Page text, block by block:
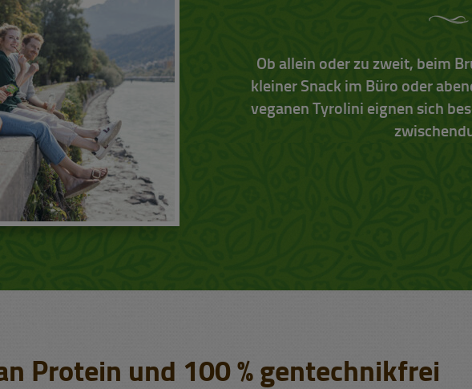
Ob allein oder zu zweit, beim
kleiner Snack im Büro oder
veganen Tyrolini eignen sich
Protein und 100 % gentechnikfrei